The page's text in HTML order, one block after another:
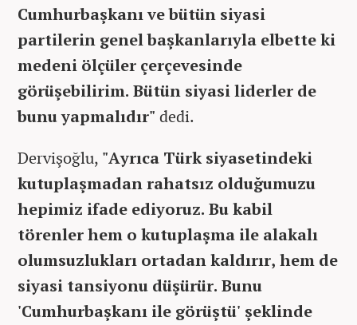
Cumhurbaşkanı ve bütün siyasi
partilerin genel başkanlarıyla elbette ki
medeni ölçüler çerçevesinde
görüşebilirim. Bütün siyasi liderler de
bunu yapmalıdır" dedi.
Dervişoğlu, "Ayrıca Türk siyasetindeki
kutuplaşmadan rahatsız olduğumuzu
hepimiz ifade ediyoruz. Bu kabil
törenler hem o kutuplaşma ile alakalı
olumsuzlukları ortadan kaldırır, hem de
siyasi tansiyonu düşürür. Bunu
'Cumhurbaşkanı ile görüştü' şeklinde